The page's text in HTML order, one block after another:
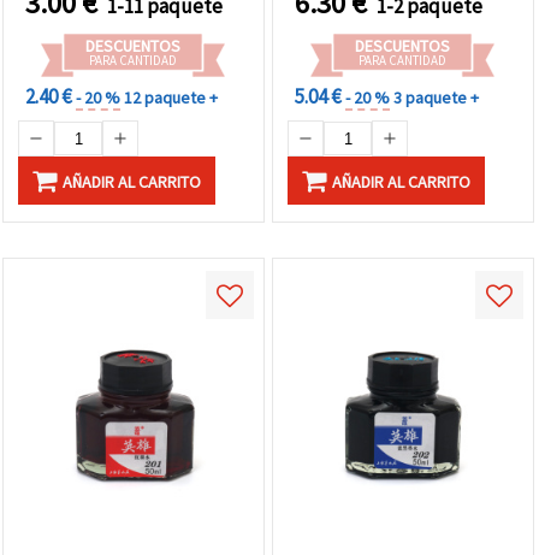
1-11 paquete
DESCUENTOS
PARA CANTIDAD
2.40 €- 20 %12 paquete +
AÑADIR AL CARRITO
1-2 paquete
DESCUENTOS
PARA CANTIDAD
5.04 €- 20 %3 paquete +
AÑADIR AL CARRITO